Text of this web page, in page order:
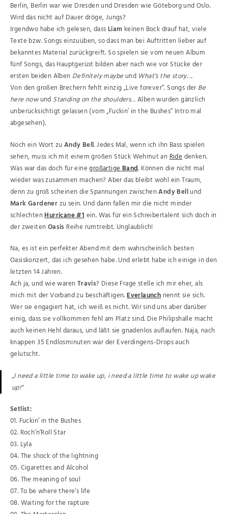
Berlin, Berlin war wie Dresden und Dresden wie Göteborg und Oslo.
Wird das nicht auf Dauer dröge, Jungs?
Irgendwo habe ich gelesen, dass Liam keinen Bock drauf hat, viele
Texte bzw. Songs einzuüben, so dass man bei Auftritten lieber auf
bekanntes Material zurückgreift. So spielen sie vom neuen Album
fünf Songs, das Hauptgerüst bilden aber nach wie vor Stücke der
ersten beiden Alben Definitely maybeund What’s the story….
Von den großen Brechern fehlt einzig „Live forever“. Songs der Be
here nowund Standing on the shoulders…Alben wurden gänzlich
unberücksichtigt gelassen (vom „Fuckin’ in the Bushes“ Intro mal
abgesehen).
Noch ein Wort zu Andy Bell. Jedes Mal, wenn ich ihn Bass spielen
sehen, muss ich mit einem großen Stück Wehmut anRidedenken.
Was war das doch für einegroßartigeBand. Können die nicht mal
wieder was zusammen machen? Aber das bleibt wohl ein Traum,
denn zu groß scheinen die Spannungen zwischenAndy Bellund
Mark Gardenerzu sein. Und dann fallen mir die nicht minder
schlechtenHurricane #1ein. Was für ein Schreibertalent sich doch in
der zweitenOasis Reihe rumtreibt. Unglaublich!
Na, es ist ein perfekter Abend mit dem wahrscheinlich besten
Oasiskonzert, das ich gesehen habe. Und erlebt habe ich einige in den
letzten 14 Jahren.
Ach ja, und wie warenTravis? Diese Frage stelle ich mir eher, als
mich mit der Vorband zu beschäftigen.Everlaunch nennt sie sich.
Wer sie engagiert hat, ich weiß es nicht. Wir sind uns aber darüber
einig, dass sie vollkommen fehl am Platz sind. Die Philipshalle macht
auch keinen Hehl daraus, und läßt sie gnadenlos auflaufen. Naja, nach
knappen 35 Endlosminuten war der Everdingens-Drops auch
gelutscht.
„I need a little time to wake up, i need a little time to wake up wake
up!“
Setlist:
01. Fuckin’ in the Bushes
02. Roch’n’Roll Star
03. Lyla
04. The shock of the lightning
05. Cigarettes and Alcohol
06. The meaning of soul
07. To be where there’s life
08. Waiting for the rapture